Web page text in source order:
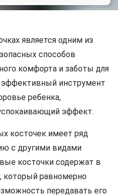
является одним из
способов
комфорта и заботы для
инструмент
ребенка,
эффект.
косточек имеет ряд
с другими видами
косточки содержат в
который равномерно
передавать его